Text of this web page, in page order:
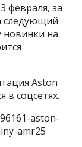
февраля, за
следующий
новинки на
Aston
в соцсетях.
aston-
amr25